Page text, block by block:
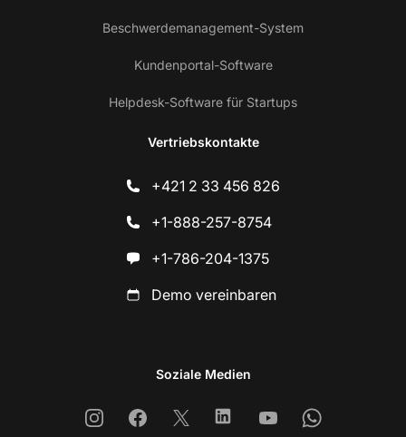
Beschwerdemanagement-System
Kundenportal-Software
Helpdesk-Software für Startups
Vertriebskontakte
+421 2 33 456 826
+1-888-257-8754
+1-786-204-1375
Demo vereinbaren
Soziale Medien
InstagramFacebook
X LinkedinYoutubeWhatsapp